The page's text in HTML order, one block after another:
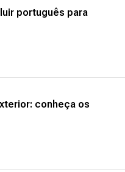
português para
conheça os